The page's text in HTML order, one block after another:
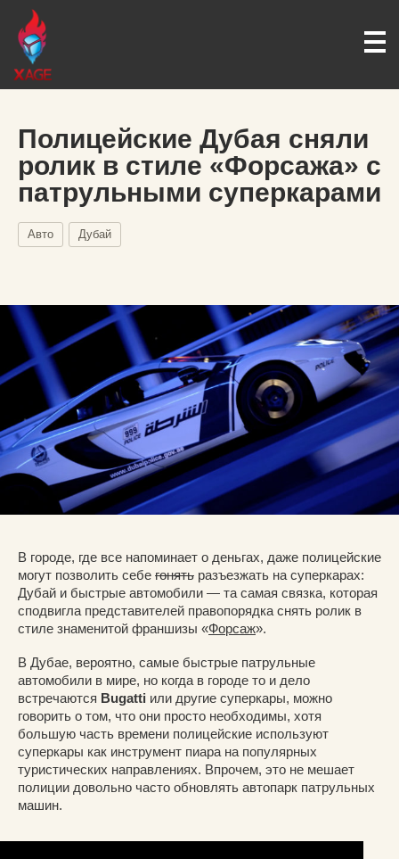
Полицейские Дубая сняли
ролик в стиле «Форсажа» с
патрульными суперкарами
Авто Дубай
В городе, где все напоминает о деньгах, даже полицейские
могут позволить себе гонять разъезжать на суперкарах:
Дубай и быстрые автомобили — та самая связка, которая
сподвигла представителей правопорядка снять ролик в
стиле знаменитой франшизы «Форсаж».
В Дубае, вероятно, самые быстрые патрульные
автомобили в мире, но когда в городе то и дело
встречаются Bugatti или другие суперкары, можно
говорить о том, что они просто необходимы, хотя
большую часть времени полицейские используют
суперкары как инструмент пиара на популярных
туристических направлениях. Впрочем, это не мешает
полиции довольно часто обновлять автопарк патрульных
машин.